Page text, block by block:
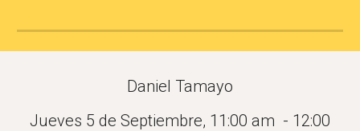
Daniel Tamayo
Jueves 5 de Septiembre, 11:00 am  - 12:00